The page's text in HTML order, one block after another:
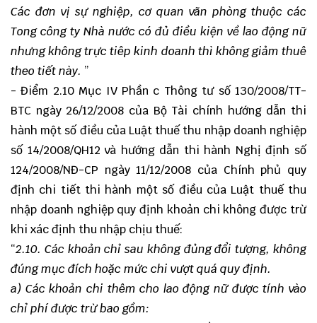
Các đơn vị sự nghiệp, cơ quan vãn phòng thuộc các
Tong công ty Nhà nước có đủ điều kiện về lao động nữ
nhưng không trực tiêp kinh doanh thì không giảm thuê
theo tiết này. ”
- Điểm 2.10 Mục IV Phần c Thông tư số 130/2008/TT-
BTC ngày 26/12/2008 của Bộ Tài chính hướng dẫn thi
hành một số điều của Luật thuế thu nhập doanh nghiệp
số 14/2008/QH12 và hướng dẫn thi hành Nghị định số
124/2008/NĐ-CP ngày 11/12/2008 của Chính phủ quy
định chi tiết thi hành một số điều của Luật thuế thu
nhập doanh nghiệp quy định khoản chi không được trừ
khi xác định thu nhập chịu thuế:
“2.10. Các khoản chỉ sau không đủng đổi tượng, không
đúng mục đích hoặc mức chi vượt quá quy định.
a) Các khoản chi thêm cho lao động nữ được tính vào
chỉ phí được trừ bao gồm: